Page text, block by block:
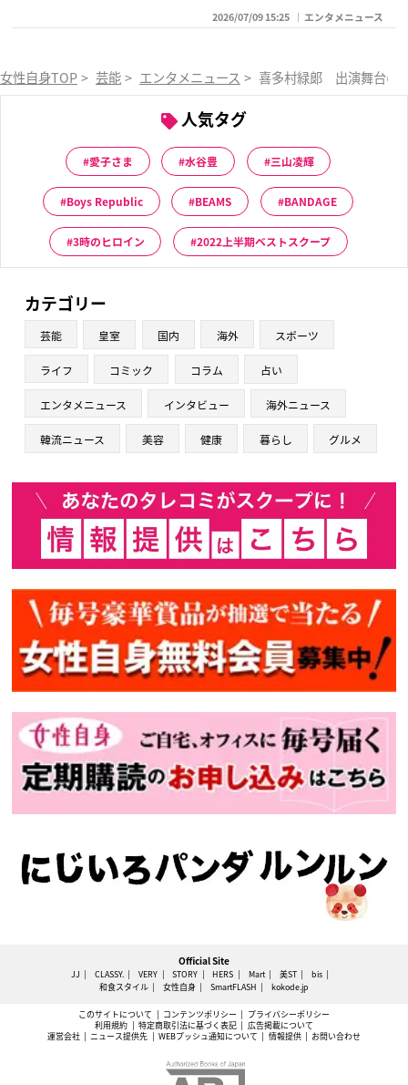
2026/07/09 15:25 エンタメニュース
女性自身TOP > 芸能 > エンタメニュース > 喜多村緑郞 出演舞台の
人気タグ
愛子さま 水谷豊 三山凌輝
Boys Republic BEAMS BANDAGE
3時のヒロイン 2022上半期ベストスクープ
カテゴリー
芸能 皇室 国内 海外 スポーツ
ライフ コミック コラム 占い
エンタメニュース インタビュー 海外ニュース
韓流ニュース 美容 健康 暮らし グルメ
Official Site
JJ CLASSY. VERY STORY HERS Mart 美ST
bis
和食スタイル
女性自身 SmartFLASH kokode.jp
このサイトについて コンテンツポリシー
プライバシーポリシー
利用規約
特定商取引法に基づく表記
広告掲載について
運営会社
ニュース提供先 WEBプッシュ通知について 情報提供 お問い合わせ